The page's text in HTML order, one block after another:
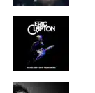
SUJETS ASSOCIÉS: